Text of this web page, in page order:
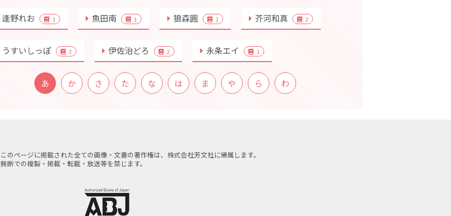
逢野れお 1 魚田南 1 狼森圓 1 芥河和真 2
うすいしっぽ 2 伊佐治どろ 2 永条エイ 1
あ か さ た な は ま や ら わ
このページに掲載された全ての画像・文書の著作権は、株式会社芳文社に帰属します。
無断での複製・掲載・転載・放送等を禁じます。